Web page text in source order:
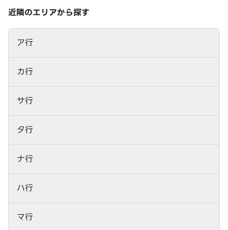
近隣のエリアから探す
ア行
カ行
サ行
タ行
ナ行
ハ行
マ行